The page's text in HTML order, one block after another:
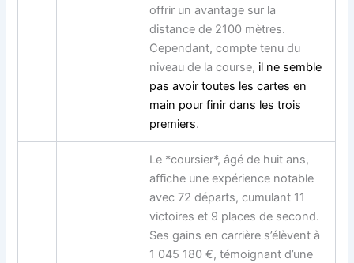
offrir un avantage sur la
distance de 2100 mètres.
Cependant, compte tenu du
niveau de la course, il ne semble
pas avoir toutes les cartes en
main pour finir dans les trois
premiers.
Le *coursier*, âgé de huit ans,
affiche une expérience notable
avec 72 départs, cumulant 11
victoires et 9 places de second.
Ses gains en carrière s’élèvent à
1 045 180 €, témoignant d’une